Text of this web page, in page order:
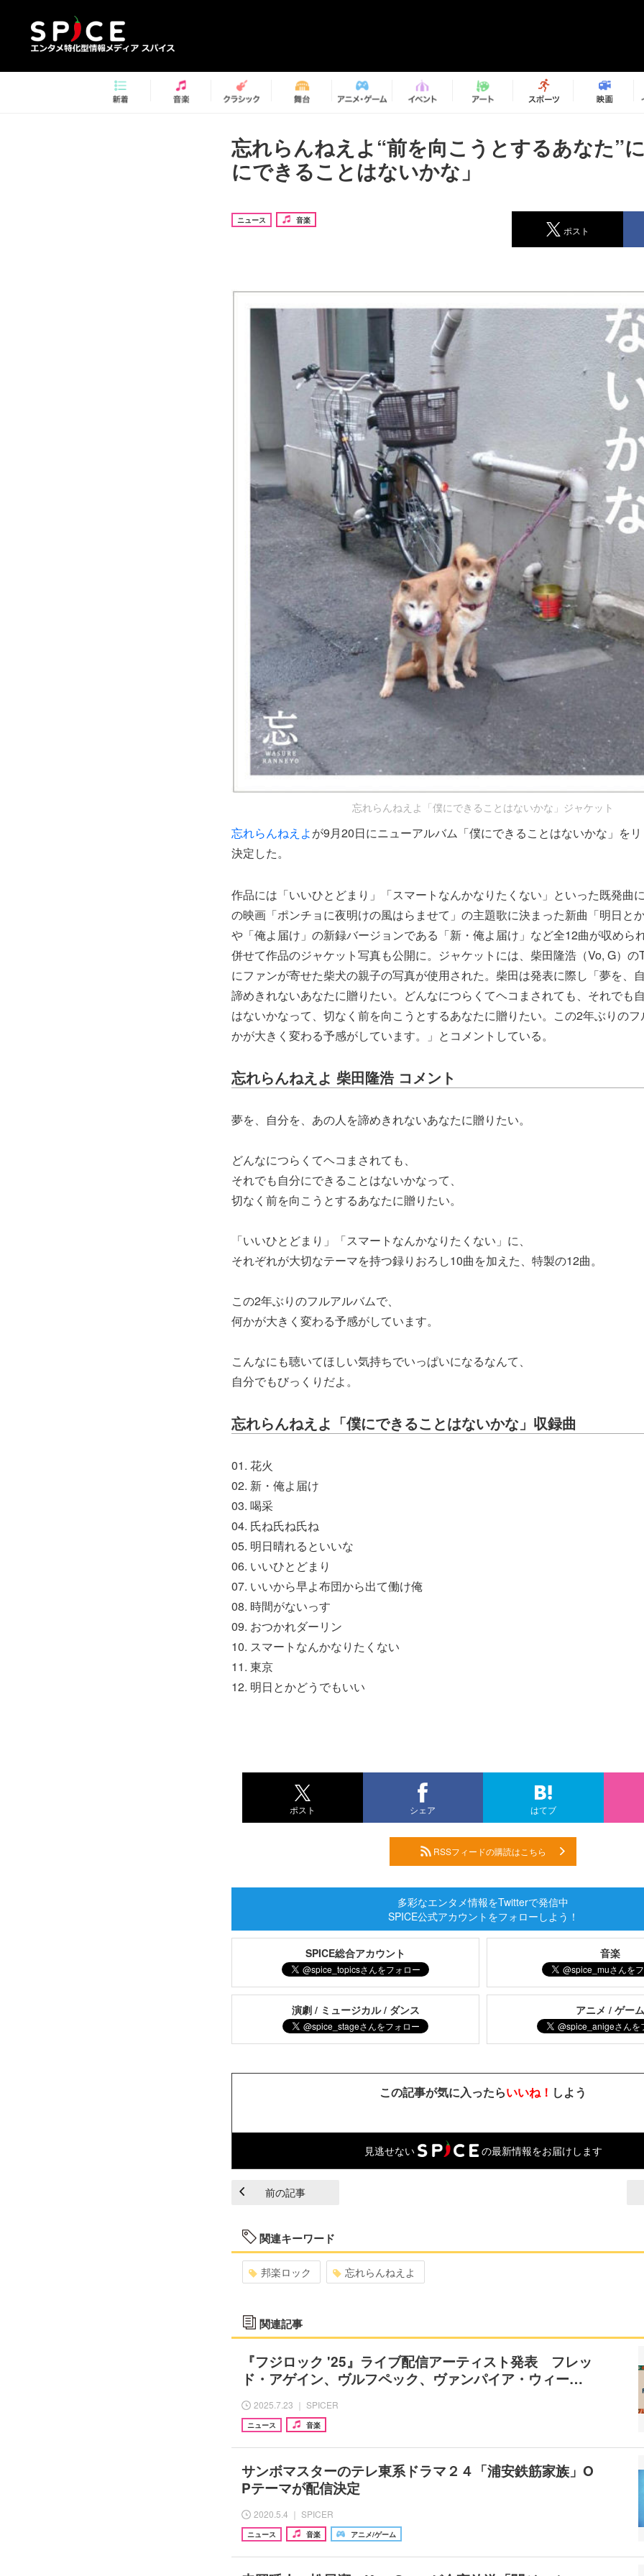
忘れらんねえよ“前を向こうとするあなた”
にできることはないかな」
ニュース 音楽
ポスト
忘れらんねえよ「僕にできることはないかな」ジャケット
忘れらんねえよが9月20日にニューアルバム「僕にできることはないかな」を
決定した。
作品には「いいひとどまり」「スマートなんかなりたくない」といった既発曲
の映画「ポンチョに夜明けの風はらませて」の主題歌に決まった新曲「明日と
や「俺よ届け」の新録バージョンである「新・俺よ届け」など全12曲が収めら
併せて作品のジャケット写真も公開に。ジャケットには、柴田隆浩（Vo, G）の
にファンが寄せた柴犬の親子の写真が使用された。柴田は発表に際し「夢を、
諦めきれないあなたに贈りたい。どんなにつらくてヘコまされても、それでも
はないかなって、切なく前を向こうとするあなたに贈りたい。この2年ぶりの
かが大きく変わる予感がしています。」とコメントしている。
忘れらんねえよ 柴田隆浩 コメント
夢を、自分を、あの人を諦めきれないあなたに贈りたい。
どんなにつらくてヘコまされても、
それでも自分にできることはないかなって、
切なく前を向こうとするあなたに贈りたい。
「いいひとどまり」「スマートなんかなりたくない」に、
それぞれが大切なテーマを持つ録りおろし10曲を加えた、特製の12曲。
この2年ぶりのフルアルバムで、
何かが大きく変わる予感がしています。
こんなにも聴いてほしい気持ちでいっぱいになるなんて、
自分でもびっくりだよ。
忘れらんねえよ「僕にできることはないかな」収録曲
01. 花火
02. 新・俺よ届け
03. 喝采
04. 氏ね氏ね氏ね
05. 明日晴れるといいな
06. いいひとどまり
07. いいから早よ布団から出て働け俺
08. 時間がないっす
09. おつかれダーリン
10. スマートなんかなりたくない
11. 東京
12. 明日とかどうでもいい
ポスト シェア はてブ
RSSフィードの購読はこちら
多彩なエンタメ情報をTwitterで発信中
SPICE公式アカウントをフォローしよう！
SPICE総合アカウント 音楽
演劇 / ミュージカル / ダンス アニメ / ゲー
この記事が気に入ったらいいね！ しよう
見逃せない の最新情報をお届けします
前の記事
関連キーワード
邦楽ロック 忘れらんねえよ
関連記事
『フジロック '25』ライブ配信アーティスト発表 フレッ
ド・アゲイン、ヴルフペック、ヴァンパイア・ウィー…
2025.7.23 ｜ SPICER
ニュース 音楽
サンボマスターのテレ東系ドラマ２４「浦安鉄筋家族」O
Pテーマが配信決定
2020.5.4 ｜ SPICER
ニュース 音楽 アニメ/ゲーム